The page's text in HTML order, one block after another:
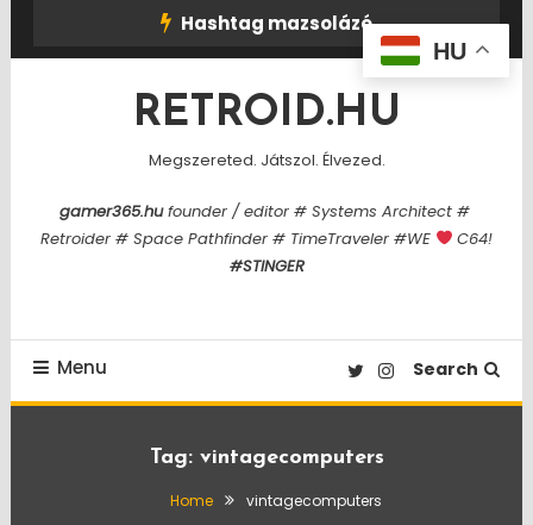
Hashtag mazsolázó
RETROID.HU
Megszereted. Játszol. Élvezed.
gamer365.hufounder / editor # Systems Architect #
Retroider # Space Pathfinder # TimeTraveler #WE
C64!
#STINGER
Menu Search
Tag: vintagecomputers
Home vintagecomputers
HU